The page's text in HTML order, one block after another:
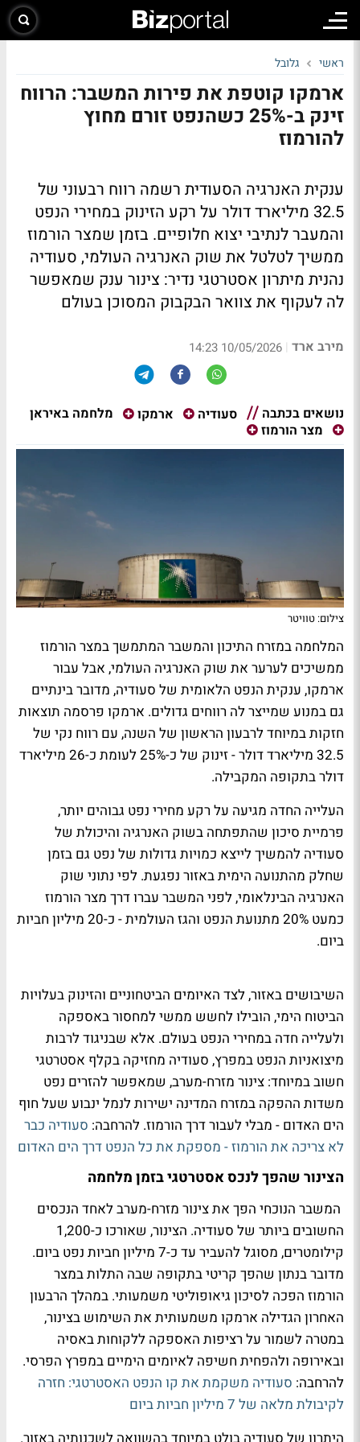
ראשי גלובל
ארמקו קוטפת את פירות המשבר: הרווח
זינק ב-25% כשהנפט זורם מחוץ
להורמוז
ענקית האנרגיה הסעודית רשמה רווח רבעוני של
32.5 מיליארד דולר על רקע הזינוק במחירי הנפט
והמעבר לנתיבי יצוא חלופיים. בזמן שמצר הורמוז
ממשיך לטלטל את שוק האנרגיה העולמי, סעודיה
נהנית מיתרון אסטרטגי נדיר: צינור ענק שמאפשר
לה לעקוף את צוואר הבקבוק המסוכן בעולם
מירב ארד |
10/05/2026 14:23
נושאים בכתבה סעודיה ארמקו
מלחמה באיראן
מצר הורמוז
צילום: טוויטר
המלחמה במזרח התיכון והמשבר המתמשך במצר הורמוז
ממשיכים לערער את שוק האנרגיה העולמי, אבל עבור
ארמקו, ענקית הנפט הלאומית של סעודיה, מדובר בינתיים
גם במנוע שמייצר לה רווחים גדולים. ארמקו פרסמה תוצאות
חזקות במיוחד לרבעון הראשון של השנה, עם רווח נקי של
32.5 מיליארד דולר - זינוק של כ-25% לעומת כ-26 מיליארד
דולר בתקופה המקבילה.
העלייה החדה מגיעה על רקע מחירי נפט גבוהים יותר,
פרמיית סיכון שהתפתחה בשוק האנרגיה והיכולת של
סעודיה להמשיך לייצא כמויות גדולות של נפט גם בזמן
שחלק מהתנועה הימית באזור נפגעת. לפי נתוני שוק
האנרגיה הבינלאומי, לפני המשבר עברו דרך מצר הורמוז
כמעט 20% מתנועת הנפט והגז העולמית - כ-20 מיליון חביות
ביום.
השיבושים באזור, לצד האיומים הביטחוניים והזינוק בעלויות
הביטוח הימי, הובילו לחשש ממשי למחסור באספקה
ולעלייה חדה במחירי הנפט בעולם. אלא שבניגוד לרבות
מיצואניות הנפט במפרץ, סעודיה מחזיקה בקלף אסטרטגי
חשוב במיוחד: צינור מזרח-מערב, שמאפשר להזרים נפט
משדות ההפקה במזרח המדינה ישירות לנמל ינבוע שעל חוף
הים האדום - מבלי לעבור דרך הורמוז. להרחבה: סעודיה כבר
לא צריכה את הורמוז - מספקת את כל הנפט דרך הים האדום
הצינור שהפך לנכס אסטרטגי בזמן מלחמה
המשבר הנוכחי הפך את צינור מזרח-מערב לאחד הנכסים
החשובים ביותר של סעודיה. הצינור, שאורכו כ-1,200
קילומטרים, מסוגל להעביר עד כ-7 מיליון חביות נפט ביום.
מדובר בנתון שהפך קריטי בתקופה שבה התלות במצר
הורמוז הפכה לסיכון גיאופוליטי משמעותי. במהלך הרבעון
האחרון הגדילה ארמקו משמעותית את השימוש בצינור,
במטרה לשמור על רציפות האספקה ללקוחות באסיה
ובאירופה ולהפחית חשיפה לאיומים הימיים במפרץ הפרסי.
להרחבה: סעודיה משקמת את קו הנפט האסטרטגי: חזרה
לקיבולת מלאה של 7 מיליון חביות ביום